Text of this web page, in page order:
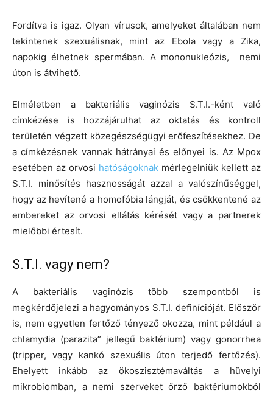
Fordítva is igaz. Olyan vírusok, amelyeket általában nem
tekintenek szexuálisnak, mint az Ebola vagy a Zika,
napokig élhetnek spermában. A mononukleózis, nemi
úton is átvihető.
Elméletben a bakteriális vaginózis S.T.I.-ként való
címkézése is hozzájárulhat az oktatás és kontroll
területén végzett közegészségügyi erőfeszítésekhez. De
a címkézésnek vannak hátrányai és előnyei is. Az Mpox
esetében az orvosi hatóságoknak mérlegelniük kellett az
S.T.I. minősítés hasznosságát azzal a valószínűséggel,
hogy az hevítené a homofóbia lángját, és csökkentené az
embereket az orvosi ellátás kérését vagy a partnerek
mielőbbi értesít.
S.T.I. vagy nem?
A bakteriális vaginózis több szempontból is
megkérdőjelezi a hagyományos S.T.I. definícióját. Először
is, nem egyetlen fertőző tényező okozza, mint például a
chlamydia (parazita” jellegű baktérium) vagy gonorrhea
(tripper, vagy kankó szexuális úton terjedő fertőzés).
Ehelyett inkább az ökoszisztémaváltás a hüvelyi
mikrobiomban, a nemi szerveket őrző baktériumokból